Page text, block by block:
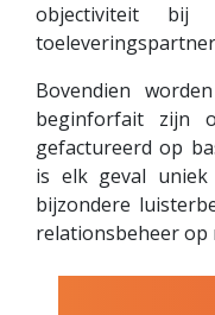
objectiviteit bij
Bovendien
beginforfait zijn
gefactureerd op
is elk geval
bijzondere
relationsbeheer op